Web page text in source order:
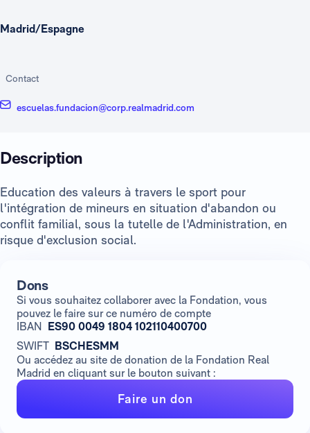
Madrid/Espagne
Contact
escuelas.fundacion@corp.realmadrid.com
Description
Education des valeurs à travers le sport pour
l'intégration de mineurs en situation d'abandon ou
conflit familial, sous la tutelle de l'Administration, en
risque d'exclusion social.
Dons
Si vous souhaitez collaborer avec la Fondation, vous
pouvez le faire sur ce numéro de compte
IBAN ES90 0049 1804 102110400700
SWIFT BSCHESMM
Ou accédez au site de donation de la Fondation Real
Madrid en cliquant sur le bouton suivant :
Faire un don